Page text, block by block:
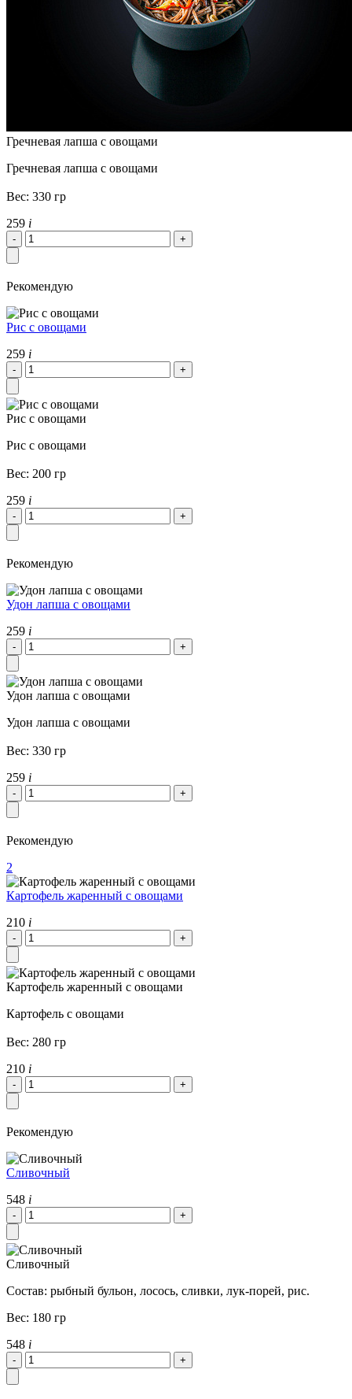
Гречневая лапша с овощами
Гречневая лапша с овощами
Вес: 330 гр
259 i
Рекомендую
Рис с овощами
259 i
Рис с овощами
Рис с овощами
Вес: 200 гр
259 i
Рекомендую
Удон лапша с овощами
259 i
Удон лапша с овощами
Удон лапша с овощами
Вес: 330 гр
259 i
Рекомендую
2
Картофель жаренный с овощами
210 i
Картофель жаренный с овощами
Картофель с овощами
Вес: 280 гр
210 i
Рекомендую
Сливочный
548 i
Сливочный
Состав: рыбный бульон, лосось, сливки, лук-порей, рис.
Вес: 180 гр
548 i